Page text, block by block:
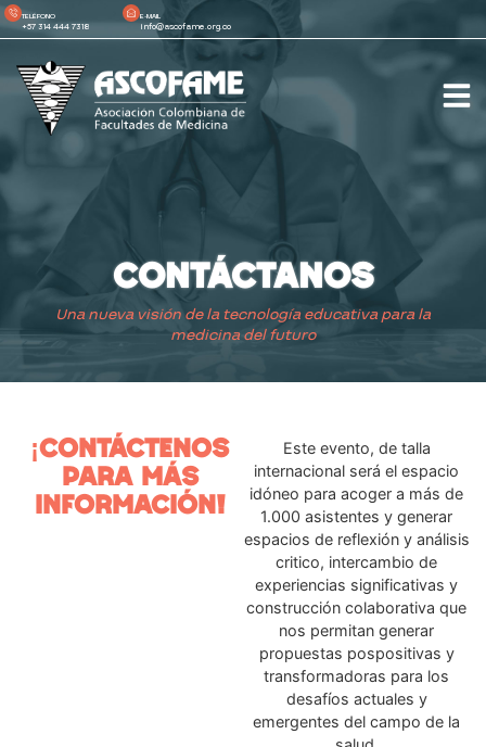
TELÉFONO
+57 314 444 7318
E-MAIL
info@ascofame.org.co
CONTÁCTANOS
Una nueva visión de la tecnología educativa para la
medicina del futuro
¡CONTÁCTENOS
PARA MÁS
INFORMACIÓN!
Este evento, de talla
internacional será el espacio
idóneo para acoger a más de
1.000 asistentes y generar
espacios de reflexión y análisis
critico, intercambio de
experiencias significativas y
construcción colaborativa que
nos permitan generar
propuestas pospositivas y
transformadoras para los
desafíos actuales y
emergentes del campo de la